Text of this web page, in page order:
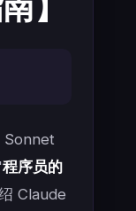
Sonnet
程序员的
Claude